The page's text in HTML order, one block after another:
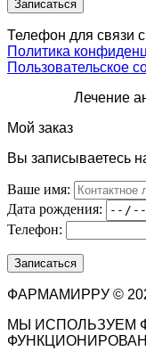
Телефон для связи
Политика
Пользовательское
Лечение
Мой заказ
Вы записываетесь
Ваше имя:
Дата рождения:
Телефон:
ФАРМАМИРРУ ©
МЫ ИСПОЛЬЗУЕМ